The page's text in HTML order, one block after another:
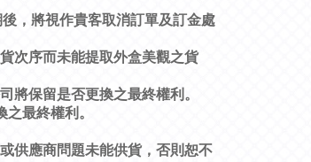
，將視作貴客取消訂單及訂金處
次序而未能提取外盒美觀之貨
將保留是否更換之最終權利。
最終權利。
供應商問題未能供貨，否則恕不